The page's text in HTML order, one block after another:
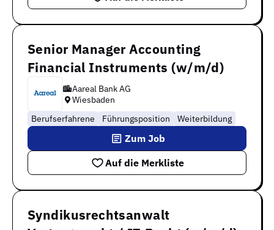
Senior Manager Accounting
Financial Instruments (w/m/d)
Aareal Bank AG
Wiesbaden
Berufserfahrene
Führungsposition Weiterbildung
Auf die Merkliste
Zum Job
Syndikusrechtsanwalt